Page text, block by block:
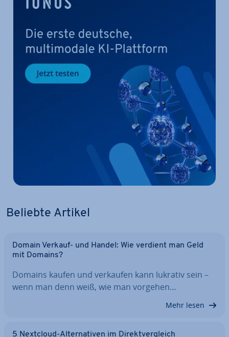
Beliebte Artikel
Domain Verkauf- und Handel: Wie verdient man Geld
mit Domains?
Domains kaufen und verkaufen kann lukrativ sein –
wenn man denn weiß, wie man vorgehen…
Mehr lesen
5 Nextcloud-Al­ter­na­ti­ven im Di­rekt­ver­gleich